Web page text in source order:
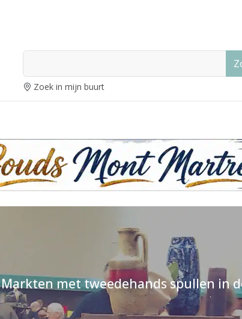
Zoek in mijn buurt
Markten met tweedehands spullen in